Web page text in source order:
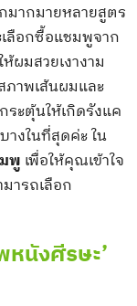
มากมายหลายสูตร
ลือกซื้อแชมพูจาก
ผมสวยเงางาม
ภาพเส้นผมและ
ะตุ้นให้เกิดรังแค
งในที่สุดค่ะ ใน
พู เพื่อให้คุณเข้าใจ
ารถเลือก
นังศีรษะ’